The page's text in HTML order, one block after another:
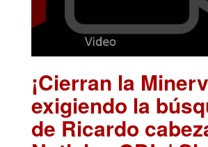
¡Cierran la
exigiendo la
de Ricardo